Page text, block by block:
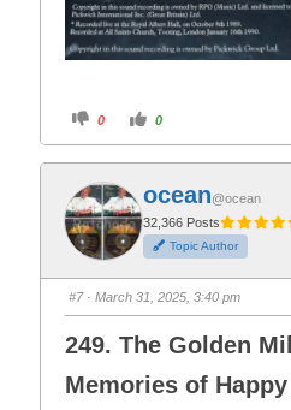
C
i
f
o
r
t
h
u
m
d
o
n
.
0
C
i
o
t
h
u
m
u
p
0
ocean@ocean
32,366 Posts
Topic Author
#7· March 31, 2025, 3:40 pm
249. The Golden
Memories of